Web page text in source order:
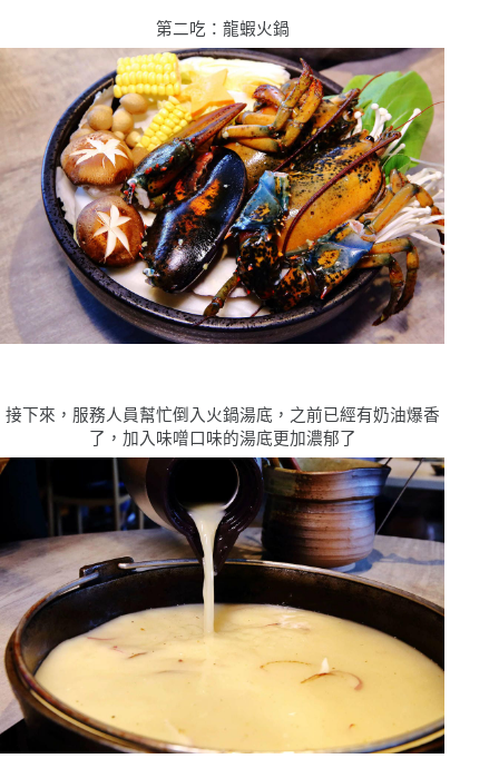
第二吃：龍蝦火鍋
接下來，服務人員幫忙倒入火鍋湯底，之前已經有奶油爆香
了，加入味噌口味的湯底更加濃郁了